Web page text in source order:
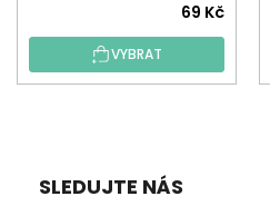
hodnocení
produktu
je
hvězdiček.
69 Kč
VYBRAT
SLEDUJTE NÁS